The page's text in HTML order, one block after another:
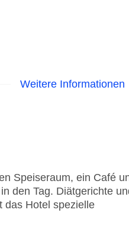
Weitere Informationen
Speiseraum, ein Café
den Tag. Diätgerichte
das Hotel spezielle